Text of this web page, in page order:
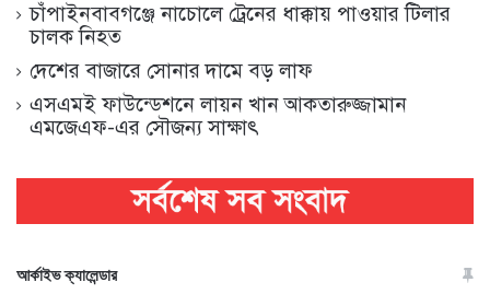
চাঁপাইনবাবগঞ্জে নাচোলে ট্রেনের ধাক্কায় পাওয়ার টিলার
চালক নিহত
দেশের বাজারে সোনার দামে বড় লাফ
এসএমই ফাউন্ডেশনে লায়ন খান আকতারুজ্জামান
এমজেএফ-এর সৌজন্য সাক্ষাৎ
আর্কাইভ ক্যালেন্ডার